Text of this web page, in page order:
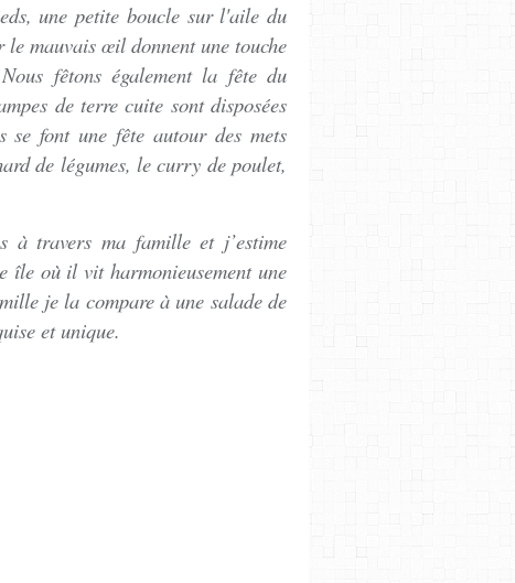
une petite boucle sur l'aile du
mauvais œil donnent une touche
fêtons également la fête du
de terre cuite sont disposées
font une fête autour des mets
de légumes, le curry de poulet,
à travers ma famille et j’estime
île où il vit harmonieusement une
je la compare à une salade de
et unique.